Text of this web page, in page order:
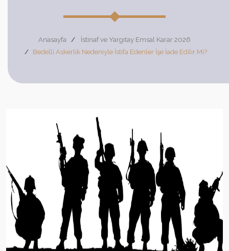
Anasayfa
İstinaf ve Yargıtay Emsal Karar 2026
Bedelli Askerlik Nedeniyle İstifa Edenler İşe İade Edilir Mi?